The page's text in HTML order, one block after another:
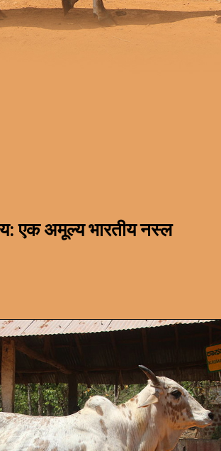
एक अमूल्य भारतीय नस्ल